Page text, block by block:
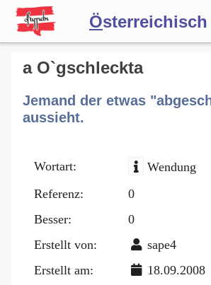
Österreichisch
Wörterbuch
Forum
a O`gschleckta
Jemand der etwas
aussieht.
Wortart:
Wendung
Referenz:
0
Besser:
0
Erstellt von:
sape4
Erstellt am:
18.09.2008